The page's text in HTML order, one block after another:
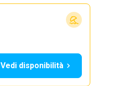
Vedi disponibilità